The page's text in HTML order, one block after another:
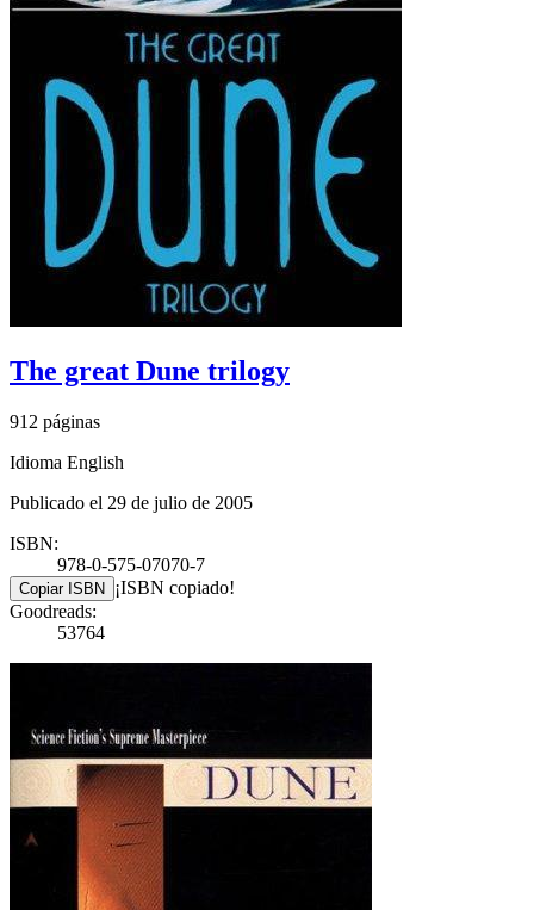
The great Dune trilogy
912 páginas
Idioma English
Publicado el 29 de julio de 2005
ISBN:
978-0-575-07070-7
Copiar ISBN ¡ISBN copiado!
Goodreads:
53764